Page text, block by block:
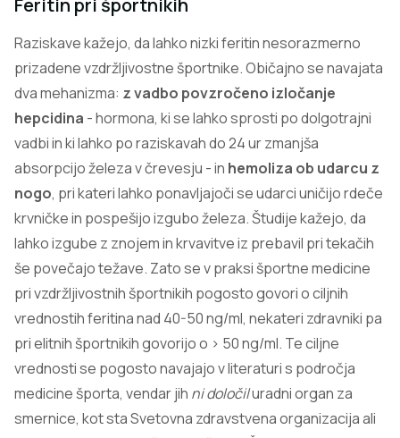
Feritin pri športnikih
Raziskave kažejo, da lahko nizki feritin nesorazmerno
prizadene vzdržljivostne športnike. Običajno se navajata
dva mehanizma: z vadbo povzročeno izločanje
hepcidina - hormona, ki se lahko sprosti po dolgotrajni
vadbi in ki lahko po raziskavah do 24 ur zmanjša
absorpcijo železa v črevesju - in hemoliza ob udarcu z
nogo, pri kateri lahko ponavljajoči se udarci uničijo rdeče
krvničke in pospešijo izgubo železa. Študije kažejo, da
lahko izgube z znojem in krvavitve iz prebavil pri tekačih
še povečajo težave. Zato se v praksi športne medicine
pri vzdržljivostnih športnikih pogosto govori o ciljnih
vrednostih feritina nad 40-50 ng/ml, nekateri zdravniki pa
pri elitnih športnikih govorijo o > 50 ng/ml. Te ciljne
vrednosti se pogosto navajajo v literaturi s področja
medicine športa, vendar jih ni določiluradni organ za
smernice, kot sta Svetovna zdravstvena organizacija ali